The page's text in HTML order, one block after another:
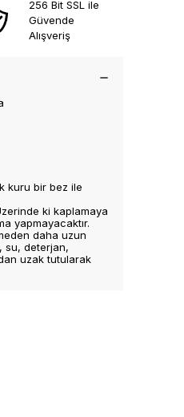
256 Bit SSL ile
Güvende
Alışveriş
kuru bir bez ile
ki kaplamaya
yapmayacaktır.
daha uzun
su, deterjan,
uzak tutularak